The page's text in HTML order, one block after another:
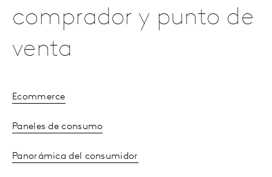
comprador y punto de
venta
Ecommerce
Paneles de consumo
Panorámica del consumidor